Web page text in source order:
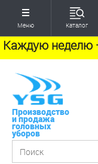
Меню Каталог
Каждую неделю
Производство
и продажа
головных
уборов